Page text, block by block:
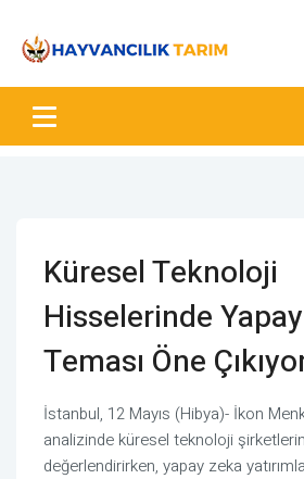
Küresel Teknoloji
Hisselerinde
Teması Öne
İstanbul, 12 Mayıs (Hibya)- İkon
analizinde küresel teknoloji
değerlendirirken, yapay zeka